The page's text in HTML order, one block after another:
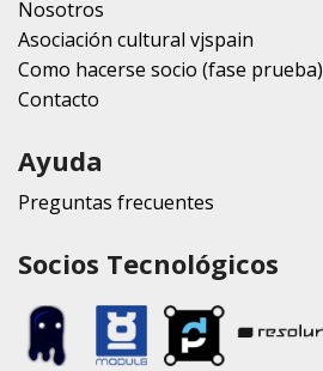
Nosotros
Asociación cultural vjspain
Como hacerse socio (fase prueba)
Contacto
Ayuda
Preguntas frecuentes
Socios Tecnológicos